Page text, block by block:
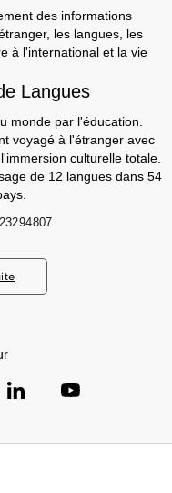
des informations
les langues, les
à l'international et la vie
Langues
monde par l'éducation.
voyagé à l'étranger avec
culturelle totale.
de 12 langues dans 54